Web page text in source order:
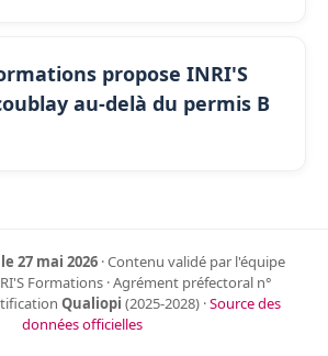
propose INRI'S
au-delà du permis B
27 mai 2026· Contenu validé par l'équipe
Formations · Agrément préfectoral n°
Qualiopi (2025-2028) ·Source des
données officielles